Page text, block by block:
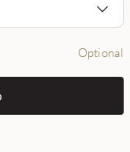
Optional